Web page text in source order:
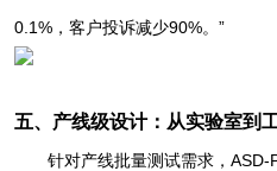
0.1%，客户投诉减少90%。”
五、产线级设计：从实验室到
针对产线批量测试需求，ASD-